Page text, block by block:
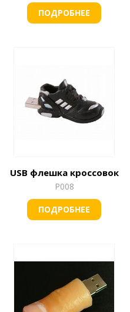
ПОДРОБНЕЕ
USB флешка кроссовок
Р008
ПОДРОБНЕЕ